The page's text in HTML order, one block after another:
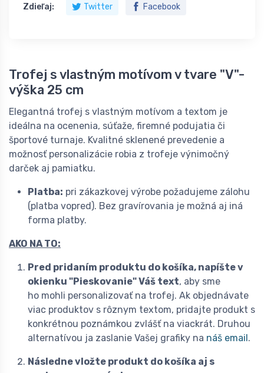
Zdieľaj: Twitter Facebook
Trofej s vlastným motívom v tvare "V"-
výška 25 cm
Elegantná trofej s vlastným motívom a textom je
ideálna na ocenenia, súťaže, firemné podujatia či
športové turnaje. Kvalitné sklenené prevedenie a
možnosť personalizácie robia z trofeje výnimočný
darček aj pamiatku.
Platba: pri zákazkovej výrobe požadujeme zálohu
(platba vopred). Bez gravírovania je možná aj iná
forma platby.
AKO NA TO:
Pred pridaním produktu do košíka, napíšte v
okienku "Pieskovanie"Váš text, aby sme
ho mohli personalizovať na trofej. Ak objednávate
viac produktov s rôznym textom, pridajte produkt s
konkrétnou poznámkou zvlášť na viackrát. Druhou
alternatívou ja zaslanie Vašej grafiky na náš email .
Následne vložte produkt do košíka aj s